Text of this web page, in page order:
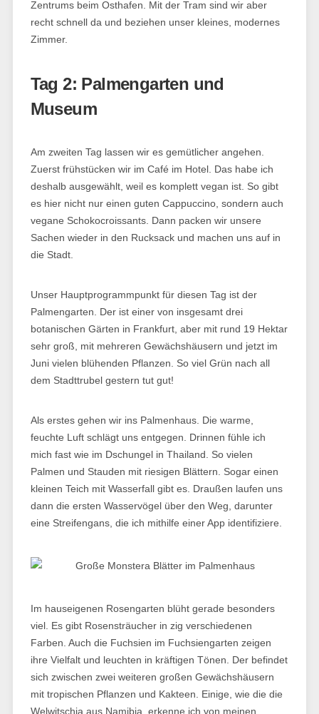
Zentrums beim Osthafen. Mit der Tram sind wir aber
recht schnell da und beziehen unser kleines, modernes
Zimmer.
Tag 2: Palmengarten und
Museum
Am zweiten Tag lassen wir es gemütlicher angehen.
Zuerst frühstücken wir im Café im Hotel. Das habe ich
deshalb ausgewählt, weil es komplett vegan ist. So gibt
es hier nicht nur einen guten Cappuccino, sondern auch
vegane Schokocroissants. Dann packen wir unsere
Sachen wieder in den Rucksack und machen uns auf in
die Stadt.
Unser Hauptprogrammpunkt für diesen Tag ist der
Palmengarten. Der ist einer von insgesamt drei
botanischen Gärten in Frankfurt, aber mit rund 19 Hektar
sehr groß, mit mehreren Gewächshäusern und jetzt im
Juni vielen blühenden Pflanzen. So viel Grün nach all
dem Stadttrubel gestern tut gut!
Als erstes gehen wir ins Palmenhaus. Die warme,
feuchte Luft schlägt uns entgegen. Drinnen fühle ich
mich fast wie im Dschungel in Thailand. So vielen
Palmen und Stauden mit riesigen Blättern. Sogar einen
kleinen Teich mit Wasserfall gibt es. Draußen laufen uns
dann die ersten Wasservögel über den Weg, darunter
eine Streifengans, die ich mithilfe einer App identifiziere.
Im hauseigenen Rosengarten blüht gerade besonders
viel. Es gibt Rosensträucher in zig verschiedenen
Farben. Auch die Fuchsien im Fuchsiengarten zeigen
ihre Vielfalt und leuchten in kräftigen Tönen. Der befindet
sich zwischen zwei weiteren großen Gewächshäusern
mit tropischen Pflanzen und Kakteen. Einige, wie die die
Welwitschia aus Namibia, erkenne ich von meinen